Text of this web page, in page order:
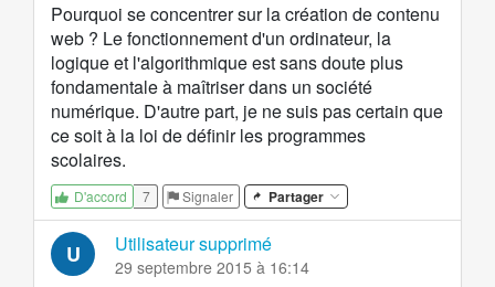
Pourquoi se concentrer sur la création de contenu
web ? Le fonctionnement d'un ordinateur, la
logique et l'algorithmique est sans doute plus
fondamentale à maîtriser dans un société
numérique. D'autre part, je ne suis pas certain que
ce soit à la loi de définir les programmes
scolaires.
D'accord 7 Signaler Partager
U Utilisateur supprimé
29 septembre 2015 à 16:14